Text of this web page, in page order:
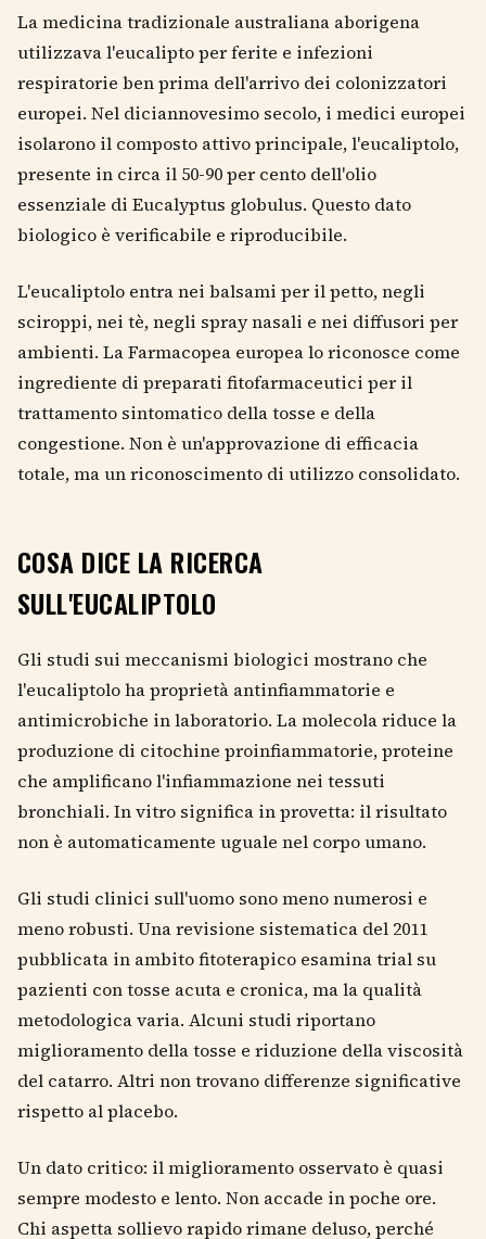
La medicina tradizionale australiana aborigena
utilizzava l'eucalipto per ferite e infezioni
respiratorie ben prima dell'arrivo dei colonizzatori
europei. Nel diciannovesimo secolo, i medici europei
isolarono il composto attivo principale, l'eucaliptolo,
presente in circa il 50-90 per cento dell'olio
essenziale di Eucalyptus globulus. Questo dato
biologico è verificabile e riproducibile.
L'eucaliptolo entra nei balsami per il petto, negli
sciroppi, nei tè, negli spray nasali e nei diffusori per
ambienti. La Farmacopea europea lo riconosce come
ingrediente di preparati fitofarmaceutici per il
trattamento sintomatico della tosse e della
congestione. Non è un'approvazione di efficacia
totale, ma un riconoscimento di utilizzo consolidato.
COSA DICE LA RICERCA
SULL'EUCALIPTOLO
Gli studi sui meccanismi biologici mostrano che
l'eucaliptolo ha proprietà antinfiammatorie e
antimicrobiche in laboratorio. La molecola riduce la
produzione di citochine proinfiammatorie, proteine
che amplificano l'infiammazione nei tessuti
bronchiali. In vitro significa in provetta: il risultato
non è automaticamente uguale nel corpo umano.
Gli studi clinici sull'uomo sono meno numerosi e
meno robusti. Una revisione sistematica del 2011
pubblicata in ambito fitoterapico esamina trial su
pazienti con tosse acuta e cronica, ma la qualità
metodologica varia. Alcuni studi riportano
miglioramento della tosse e riduzione della viscosità
del catarro. Altri non trovano differenze significative
rispetto al placebo.
Un dato critico: il miglioramento osservato è quasi
sempre modesto e lento. Non accade in poche ore.
Chi aspetta sollievo rapido rimane deluso, perché